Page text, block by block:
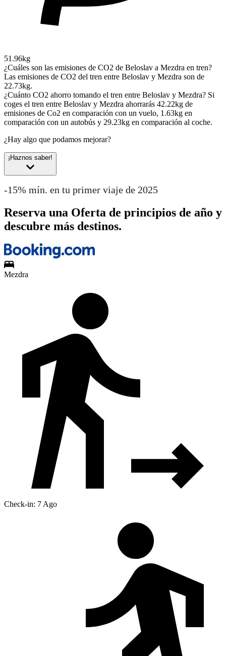
51.96kg
¿Cuáles son las emisiones de CO2 de Beloslav a Mezdra en tren?
Las emisiones de CO2 del tren entre Beloslav y Mezdra son de
22.73kg.
¿Cuánto CO2 ahorro tomando el tren entre Beloslav y Mezdra? Si
coges el tren entre Beloslav y Mezdra ahorrarás 42.22kg de
emisiones de Co2 en comparación con un vuelo, 1.63kg en
comparación con un autobús y 29.23kg en comparación al coche.
¿Hay algo que podamos mejorar?
¡Haznos saber!
-15% mín. en tu primer viaje de 2025
Reserva una Oferta de principios de año y
descubre más destinos.
Mezdra
Check-in: 7 Ago